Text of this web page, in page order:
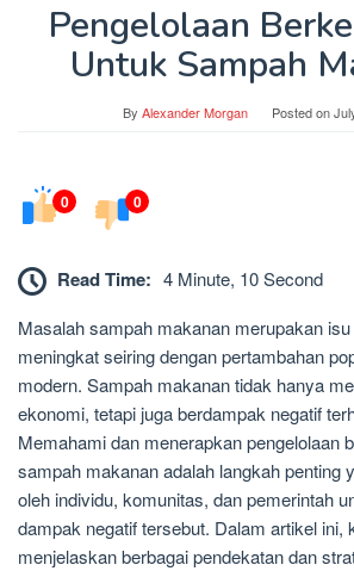
Pengelolaan
Untuk Sampah
By Alexander Morgan Posted on
0 0
Read Time: 4 Minute, 10 Second
Masalah sampah makanan merupakan
meningkat seiring dengan pertambahan
modern. Sampah makanan tidak hanya
ekonomi, tetapi juga berdampak negatif
Memahami dan menerapkan pengelolaan
sampah makanan adalah langkah penting
oleh individu, komunitas, dan pemerintah
dampak negatif tersebut. Dalam artikel ini,
menjelaskan berbagai pendekatan dan